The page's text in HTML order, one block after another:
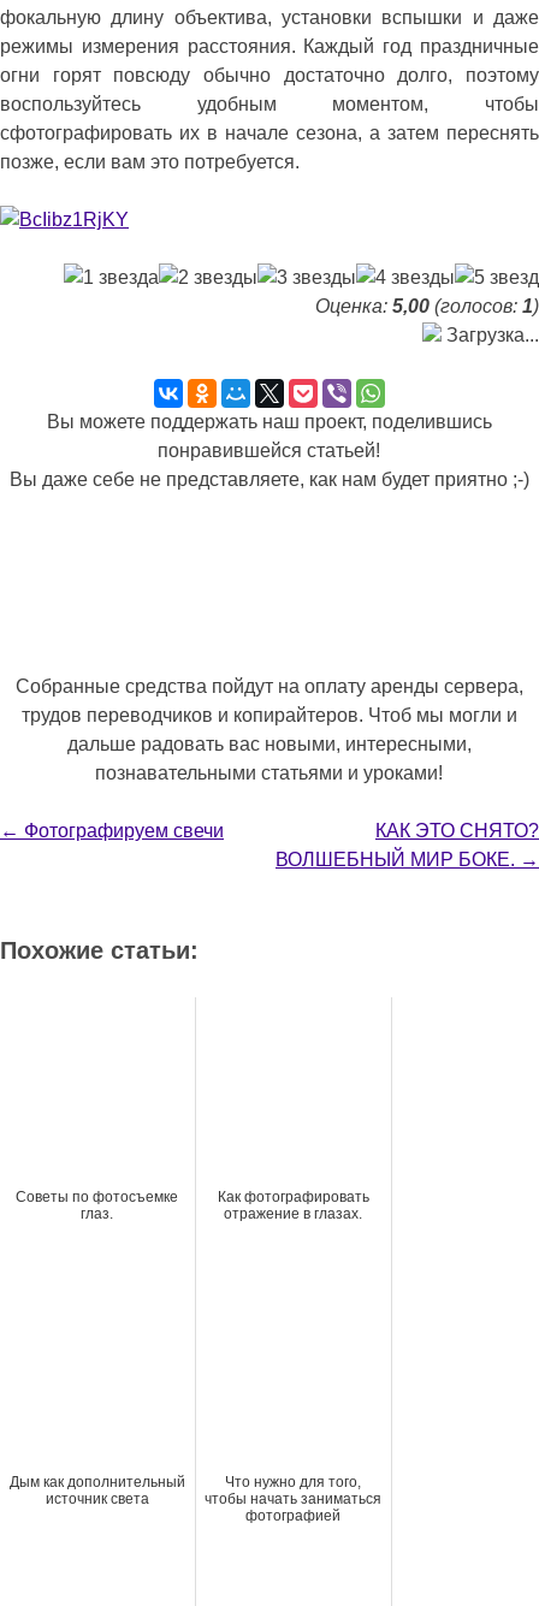
фокальную длину объектива, установки вспышки и даже
режимы измерения расстояния. Каждый год праздничные
огни горят повсюду обычно достаточно долго, поэтому
воспользуйтесь удобным моментом, чтобы
сфотографировать их в начале сезона, а затем переснять
позже, если вам это потребуется.
Оценка: 5,00 (голосов: 1)
Загрузка...
Вы можете поддержать наш проект, поделившись
понравившейся статьей!
Вы даже себе не представляете, как нам будет приятно ;-)
Собранные средства пойдут на оплату аренды сервера,
трудов переводчиков и копирайтеров. Чтоб мы могли и
дальше радовать вас новыми, интересными,
познавательными статьями и уроками!
Навигация
← Фотографируем свечи
КАК ЭТО СНЯТО?
ВОЛШЕБНЫЙ МИР БОКЕ. →
Похожие статьи:
Советы по фотосъемке
глаз.
Как фотографировать
отражение в глазах.
Дым как дополнительный
источник света
Что нужно для того,
чтобы начать заниматься
фотографией